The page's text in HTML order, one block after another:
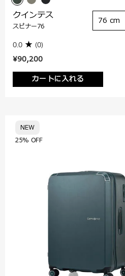
¥90,200
カートに入れる
クインテス
スピナー76
0.0 (0)
76 cm
25% OFF
NEW